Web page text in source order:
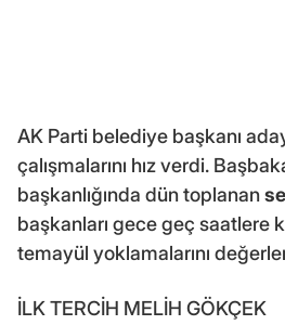
AK Parti belediye başkanı
çalışmalarını hız verdi.
başkanlığında dün toplanan
başkanları gece geç saatlere
temayül yoklamalarını
İLK TERCİH MELİH GÖKÇEK